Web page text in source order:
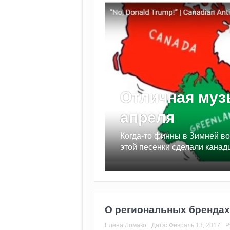
Отличная
апреля
Когда-то финны в Зимней
этой песенки сделали
О региональных
Елена Ломако Дата: Февраль 13, 2017